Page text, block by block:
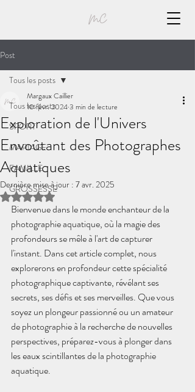
Post
Tous les posts
SPORT
MARIAGE
FAMILLE
GROSSESSE
Tous les posts
Exploration de l'Univers
Envoûtant des Photographes
Aquatiques
Margaux Caillier
10 févr. 20243 min de lecture
Dernière mise à jour : 7 avr. 2025
Noté NaN étoiles sur 5.
Bienvenue dans le monde enchanteur de la
photographie aquatique, où la magie des
profondeurs se mêle à l'art de capturer
l'instant. Dans cet article complet, nous
explorerons en profondeur cette spécialité
photographique captivante, révélant ses
secrets, ses défis et ses merveilles. Que vous
soyez un plongeur passionné ou un amateur
de photographie à la recherche de nouvelles
perspectives, préparez-vous à plonger dans
les eaux scintillantes de la photographie
aquatique.